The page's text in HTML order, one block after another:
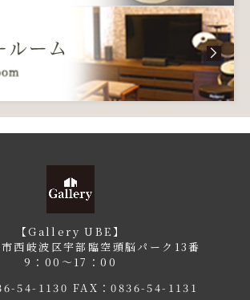
【Gallery UBE】
西岐波区宇部臨空頭脳パーク13番
9：00〜17：00
54-1130 FAX：0836-54-1131